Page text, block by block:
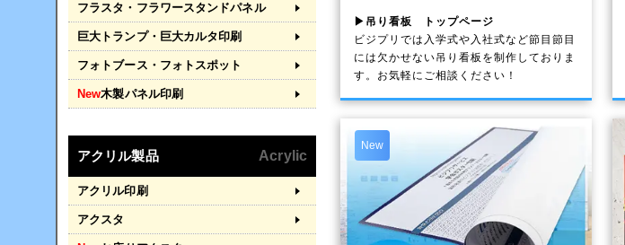
▶吊り看板 トップページ
ビジプリでは入学式や入社式など節目節目
には欠かせない吊り看板を制作しておりま
す。お気軽にご相談ください！
New
フラスタ・フラワースタンドパネル
巨大トランプ・巨大カルタ印刷
フォトブース・フォトスポット
New木製パネル印刷
アクリル製品 Acrylic
アクリル印刷
アクスタ